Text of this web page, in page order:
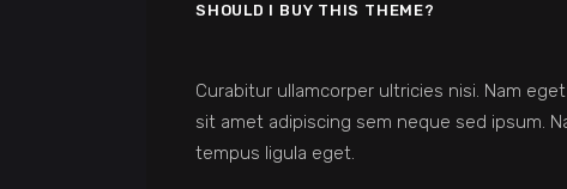
SHOULD I BUY THIS THEME?
Curabitur ullamcorper ultricies nisi. Nam
sit amet adipiscing sem neque sed ipsum.
tempus ligula eget.